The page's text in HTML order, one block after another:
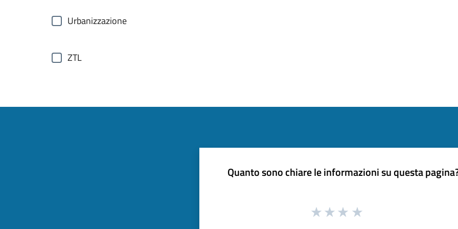
Urbanizzazione
ZTL
Quanto sono chiare le informazioni su questa